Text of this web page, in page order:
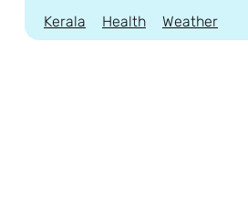
Kerala Health Weather